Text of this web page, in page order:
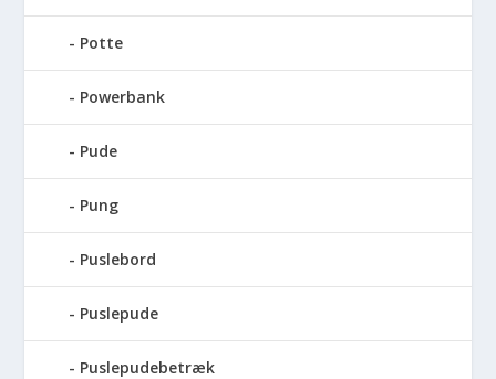
Potte
Powerbank
Pude
Pung
Puslebord
Puslepude
Puslepudebetræk